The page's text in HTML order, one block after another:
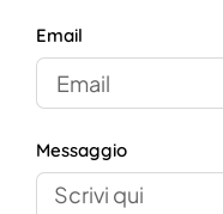
Email
Messaggio